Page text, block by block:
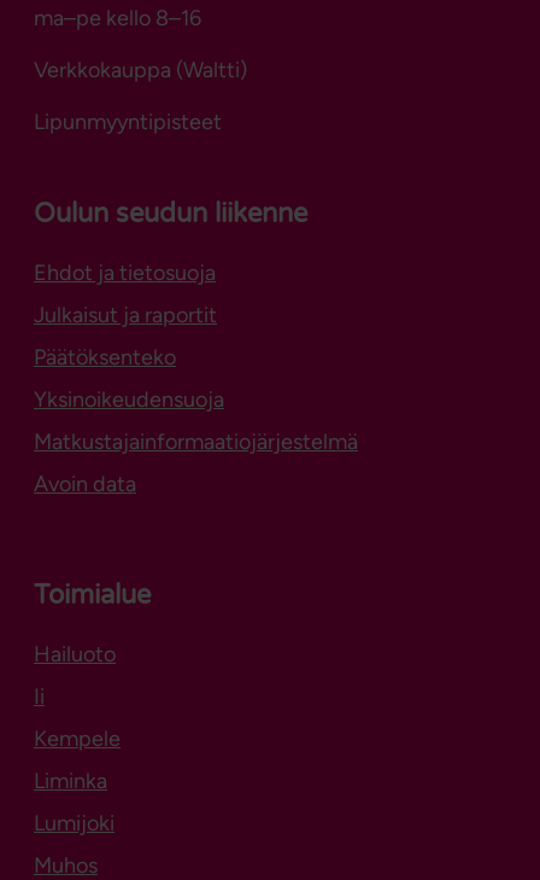
ma–pe kello 8–16
Verkkokauppa (Waltti)
Lipunmyyntipisteet
Oulun seudun liikenne
Ehdot ja tietosuoja
Julkaisut ja raportit
Päätöksenteko
Yksinoikeudensuoja
Matkustajainformaatiojärjestelmä
Avoin data
Toimialue
Hailuoto
Ii
Kempele
Liminka
Lumijoki
Muhos